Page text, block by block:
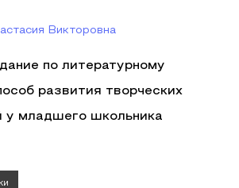
Викторовна
по литературному
развития творческих
у младшего школьника